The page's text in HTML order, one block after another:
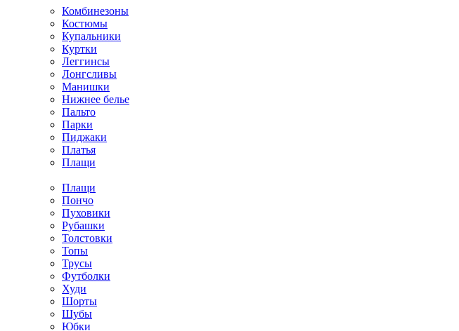
Комбинезоны
Костюмы
Купальники
Куртки
Леггинсы
Лонгсливы
Манишки
Нижнее белье
Пальто
Парки
Пиджаки
Платья
Плащи
Плащи
Пончо
Пуховики
Рубашки
Толстовки
Топы
Трусы
Футболки
Худи
Шорты
Шубы
Юбки